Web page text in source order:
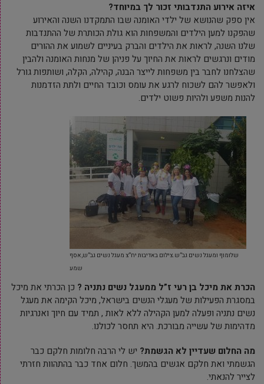
איזה אירוע התנדבותי זכור לך במיוחד?
אין ספק שהנושא של ילדי האומנה שבו התמקדנו השנה והאירוע
שהפקנו למען הילדים והמשפחות הוא גולת הכותרת של ההתנדבות
שלנו השנה, לראות את הילדים והברק בעיניים לשמוע את ההורים
מודים ונרגשים לראות את החיוך על פניהן של מנחות האומנה ולהבין
שהצלחנו לחבר בין משפחות לייצר הבנה, קהילה, הקלה, ושותפות גורל
ולאפשר להם לשכוח לרגע את עומס וכובד החיים ולתת הזדמנות
להנות משפע ולהיות פשוט ילדים.
שלומוף ומעגל נשים גב”ש.צילום באדיבות יח”צ מעגל נשים גב”ש,אסף
שמע
הכרת את מיכל בן רעי ז”ל ממעגל נשים נתניה ? כן הכרתי את מיכל
במסגרת הפעילות של מעגלי הנשים בישראל, מיכל הקימה את מעגל
נשים נתניה ופעלה למען הקהילה ללא לאות , תמיד עם חיוך ואנרגיות
מדהימות של עשייה מבורכת. היא תחסר לכולנו.
מה החלום שעדיין לא הגשמת? יש לי הרבה חלומות חלקם כבר
הגשמתי ואת חלקם אגשים בהמשך. חלום אחד כבר בהתהוות חזרתי
לצייר להנאתי.